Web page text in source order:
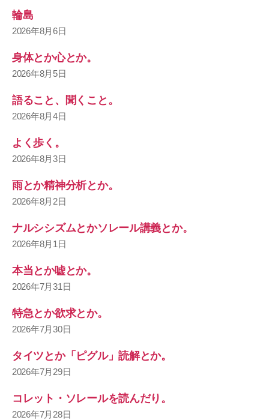
輪島
2026年8月6日
身体とか心とか。
2026年8月5日
語ること、聞くこと。
2026年8月4日
よく歩く。
2026年8月3日
雨とか精神分析とか。
2026年8月2日
ナルシシズムとかソレール講義とか。
2026年8月1日
本当とか嘘とか。
2026年7月31日
特急とか欲求とか。
2026年7月30日
タイツとか「ピグル」読解とか。
2026年7月29日
コレット・ソレールを読んだり。
2026年7月28日